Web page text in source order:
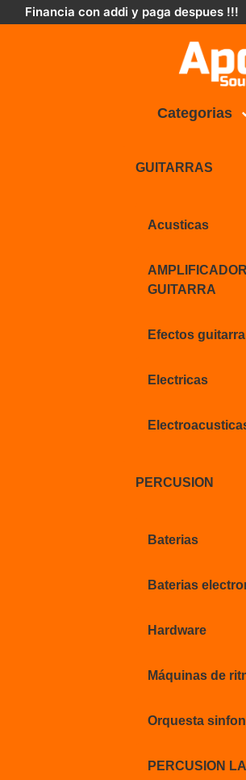
Financia con addi y paga despues !!!
Categorias
GUITARRAS
Acusticas
GUITARRA
Efectos guitarra
Electricas
PERCUSION
Baterias
Baterias
Hardware
Máquinas de
Orquesta
PERCUSION